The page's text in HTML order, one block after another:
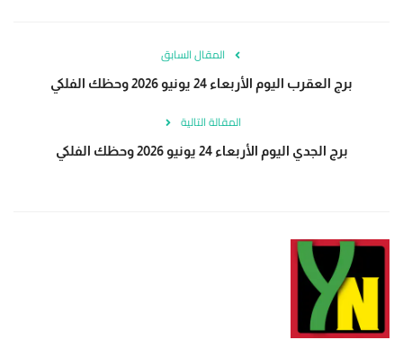
المقال السابق
برج العقرب اليوم الأربعاء 24 يونيو 2026 وحظك الفلكي
المقالة التالية
برج الجدي اليوم الأربعاء 24 يونيو 2026 وحظك الفلكي